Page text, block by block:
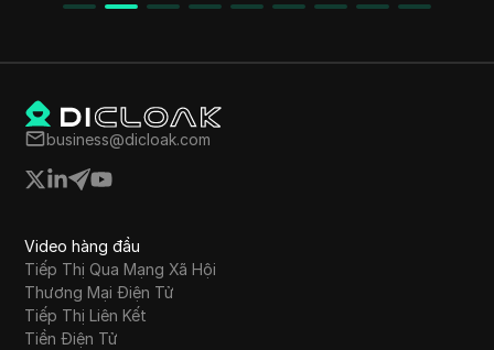
business@dicloak.com
Video hàng đầu
Tiếp Thị Qua Mạng Xã Hội
Thương Mại Điện Tử
Tiếp Thị Liên Kết
Tiền Điện Tử